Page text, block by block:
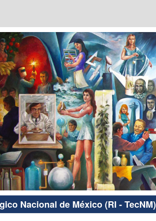
Nacional de México (RI - TecNM)